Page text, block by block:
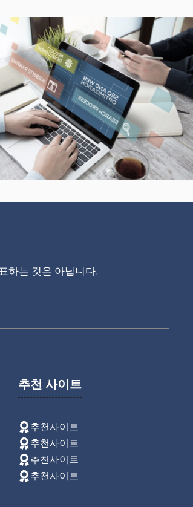
하는 것은 아닙니다.
추천 사이트
추천사이트
추천사이트
추천사이트
추천사이트